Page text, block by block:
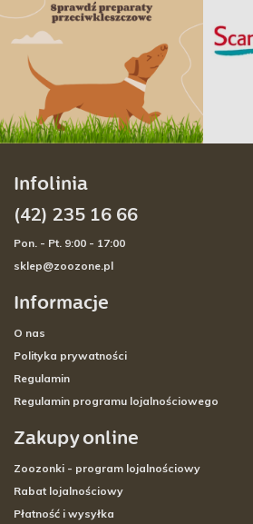
Informacje
O nas
Polityka prywatności
Regulamin
Regulamin programu lojalnościowego
Zakupy online
Zoozonki - program lojalnościowy
Rabat lojalnościowy
Płatność i wysyłka
Infolinia
(42) 235 16 66
Pon. - Pt. 9:00 - 17:00
sklep@zoozone.pl